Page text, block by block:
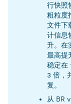
行快照
粗粒度
文件下
计信息
升。在
最高提
稳定在
3 倍，
复。
从 BR